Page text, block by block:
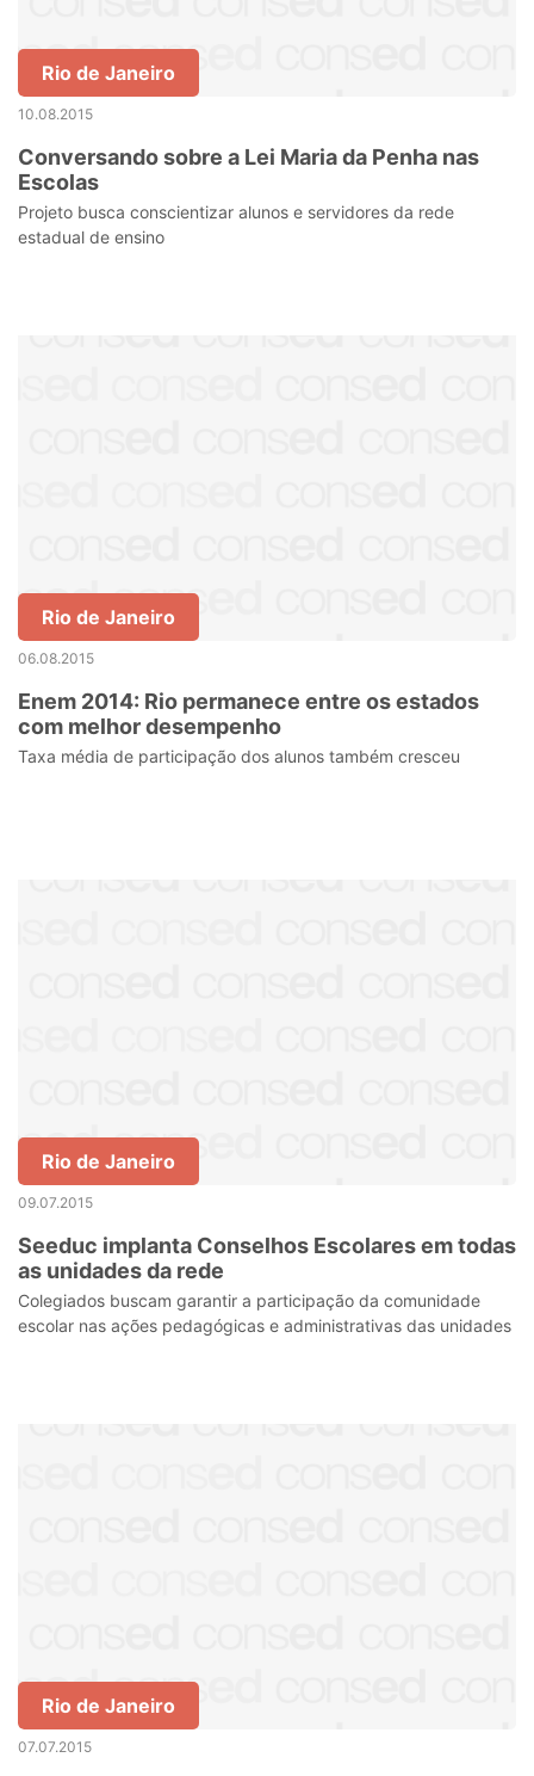
Rio de Janeiro
10.08.2015
Conversando sobre a Lei Maria da Penha nas
Escolas
Projeto busca conscientizar alunos e servidores da rede
estadual de ensino
Rio de Janeiro
06.08.2015
Enem 2014: Rio permanece entre os estados
com melhor desempenho
Taxa média de participação dos alunos também cresceu
Rio de Janeiro
09.07.2015
Seeduc implanta Conselhos Escolares em todas
as unidades da rede
Colegiados buscam garantir a participação da comunidade
escolar nas ações pedagógicas e administrativas das unidades
Rio de Janeiro
07.07.2015